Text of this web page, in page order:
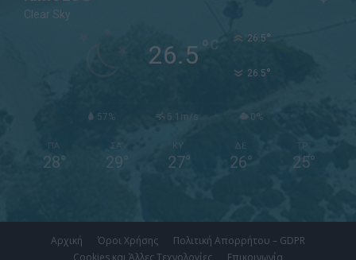
Clear Sky
26.5° C 26.5°
26.5°
57% 5.1m/s 0%
ΠΑ
28°
ΣΑ
29°
ΚΥ
27°
ΔΕ
26°
ΤΡ
25°
Αρχική Όροι Χρήσης
Πολιτική Απορρήτου – GDPR